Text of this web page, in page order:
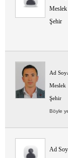
Meslek
Şehir
Ad
Meslek
Şehir
Böyle
Ad